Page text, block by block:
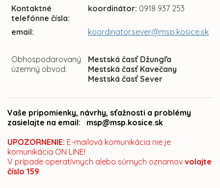
Kontaktné
telefónne čísla:
koordinátor: 0918 937 253
email: koordinator.sever@msp.kosice.sk
Obhospodarovaný
územný obvod:
Mestská časť Džungľa
Mestská časť Kavečany
Mestská časť Sever
Vaše pripomienky, návrhy, sťažnosti a problémy
zasielajte na email: msp@msp.kosice.sk
UPOZORNENIE: E-mailová komunikácia nie je
komunikácia ON LINE!
V prípade operatívnych alebo súrnych oznamov volajte
číslo 159